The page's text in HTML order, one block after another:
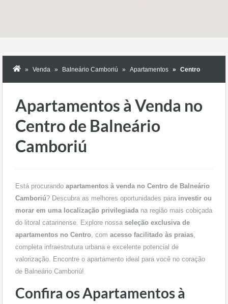
Venda Balneário Camboriú Apartamentos Centro
Apartamentos à Venda no
Centro de Balneário
Camboriú
Está procurando apartamentos à venda no Centro de Balneário
Camboriú? Descubra as melhores oportunidades para investir ou
morar em uma localização privilegiadana região mais cobiçada
do litoral catarinense. Explore nossa seleção exclusiva de
apartamentos no Centro, com acesso facilitado às praias,
completa infraestrutura urbana e excelente potencial de
valorização. Encontre o apartamento ideal para você no coração
de Balneário Camboriú!
Confira os Apartamentos à